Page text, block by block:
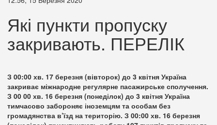
Які пункти пропуску
закривають. ПЕРЕЛІК
З 00:00 хв. 17 березня (вівторок) до 3 квітня Україна
закриває міжнародне регулярне пасажирське сполучення.
З 00 00 хв. 16 березня (понеділок) до 3 квітня Україна
тимчасово забороняє іноземцям та особам без
громадянства в’їзд на територію. З 00:00 хв. 16 березня